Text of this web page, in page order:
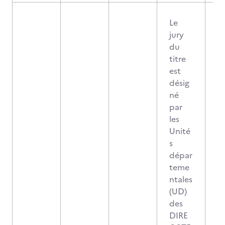
Le
jury
du
titre
est
désig
né
par
les
Unité
s
dépar
teme
ntales
(UD)
des
DIRE